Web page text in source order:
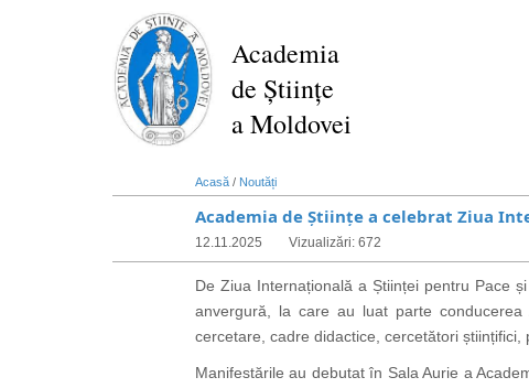
Academia
de Științe
a Moldovei
Acasă / Noutăți
Academia de Științe a celebrat Ziua
12.11.2025 Vizualizări: 672
De Ziua Internațională a Științei pentru Pace
anvergură, la care au luat parte
cercetare, cadre didactice, cercetători
Manifestările au debutat în Sala Aurie a